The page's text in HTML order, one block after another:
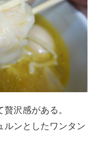
沢感がある。
ルンとしたワンタン